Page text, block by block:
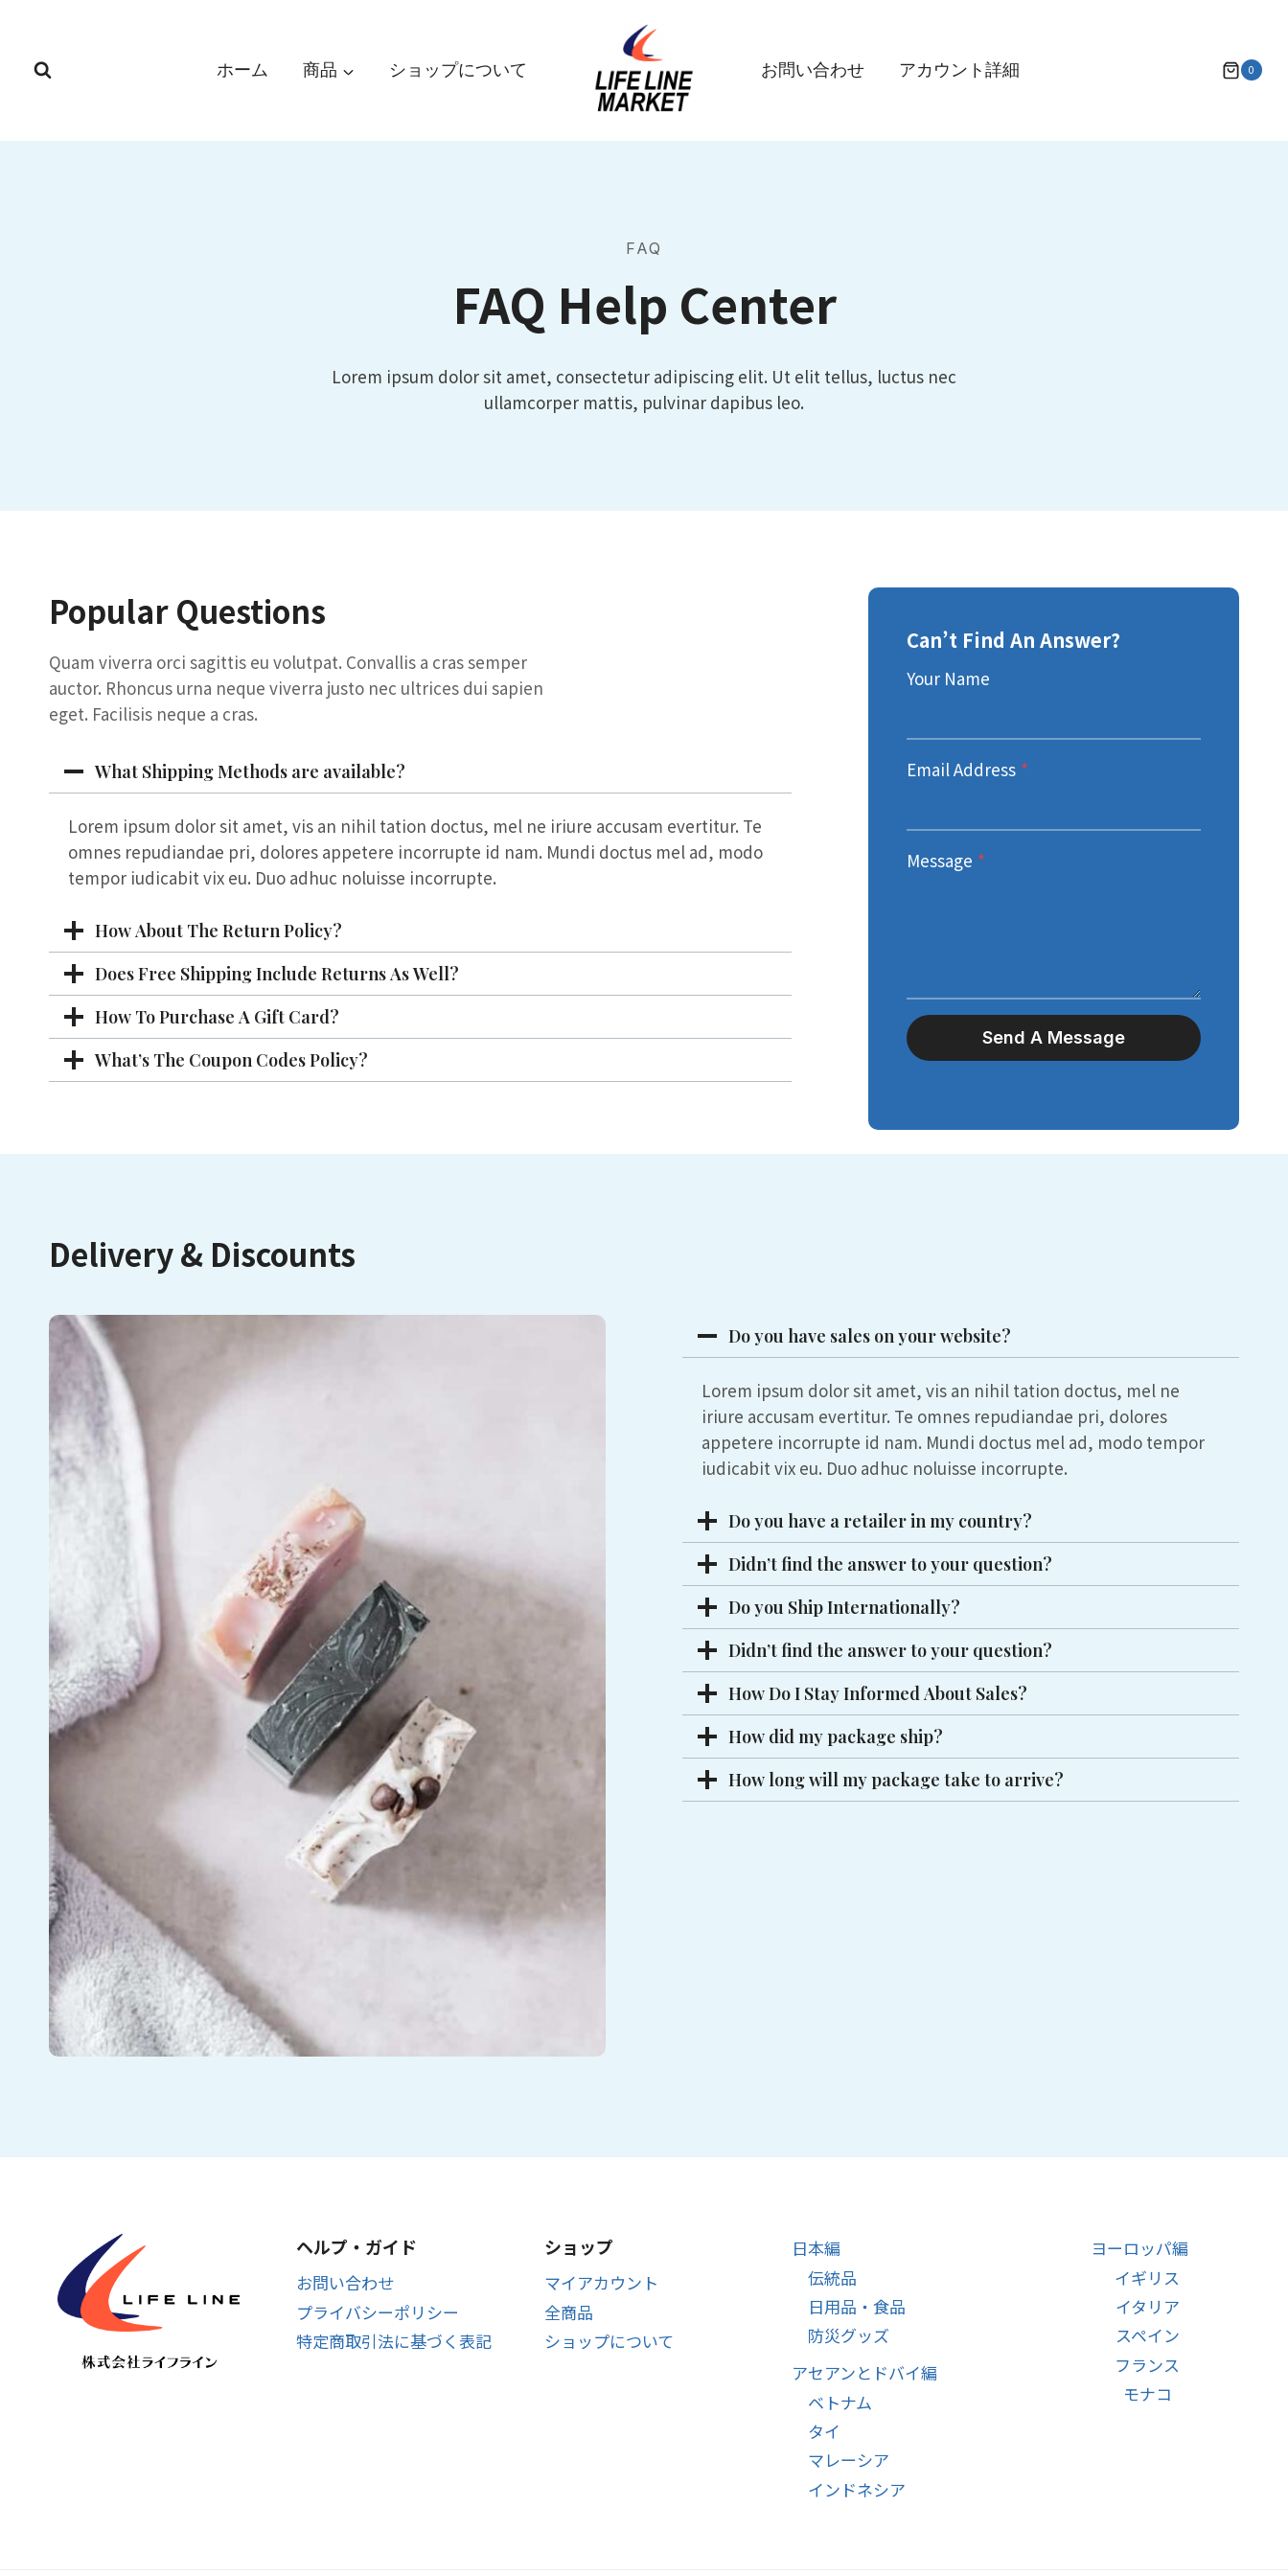
ホーム 商品 ショップについて お問い合わせ アカウント詳細 0
FAQ
FAQ Help Center
Lorem ipsum dolor sit amet, consectetur adipiscing elit. Ut elit tellus, luctus nec
ullamcorper mattis, pulvinar dapibus leo.
Popular Questions
Quam viverra orci sagittis eu volutpat. Convallis a cras semper
auctor. Rhoncus urna neque viverra justo nec ultrices dui sapien
eget. Facilisis neque a cras.
What Shipping Methods are available?
Lorem ipsum dolor sit amet, vis an nihil tation doctus, mel ne iriure accusam evertitur. Te
omnes repudiandae pri, dolores appetere incorrupte id nam. Mundi doctus mel ad, modo
tempor iudicabit vix eu. Duo adhuc noluisse incorrupte.
How About The Return Policy?
Does Free Shipping Include Returns As Well?
How To Purchase A Gift Card?
What’s The Coupon Codes Policy?
Can’t Find An Answer?
Your Name
Email Address *
Message *
Send A Message
Delivery & Discounts
Do you have sales on your website?
Lorem ipsum dolor sit amet, vis an nihil tation doctus, mel ne
iriure accusam evertitur. Te omnes repudiandae pri, dolores
appetere incorrupte id nam. Mundi doctus mel ad, modo tempor
iudicabit vix eu. Duo adhuc noluisse incorrupte.
Do you have a retailer in my country?
Didn’t find the answer to your question?
Do you Ship Internationally?
Didn’t find the answer to your question?
How Do I Stay Informed About Sales?
How did my package ship?
How long will my package take to arrive?
ヘルプ・ガイド
お問い合わせ
プライバシーポリシー
特定商取引法に基づく表記
ショップ
マイアカウント
全商品
ショップについて
日本編
伝統品
日用品・食品
防災グッズ
アセアンとドバイ編
ベトナム
タイ
マレーシア
インドネシア
ヨーロッパ編
イギリス
イタリア
スペイン
フランス
モナコ